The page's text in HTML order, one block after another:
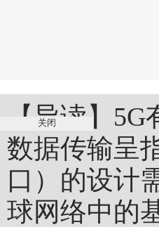
【导读】
数据传输呈
口）的设计
球网络中的
关闭